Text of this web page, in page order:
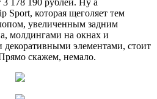
Sport, которая щеголяет тем
увеличенным задним
молдингами на окнах и
элементами, стоит
скажем, немало.